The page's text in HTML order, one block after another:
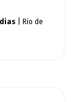
| Rio de